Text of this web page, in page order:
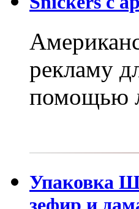
рекламу
помощью
Упаковка
зефир и